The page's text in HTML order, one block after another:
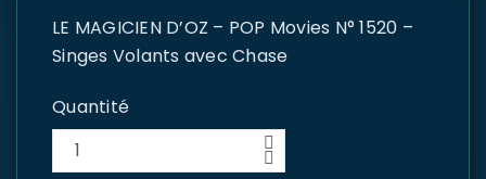
LE MAGICIEN D’OZ – POP Movies N° 1520 –
Singes Volants avec Chase
Quantité